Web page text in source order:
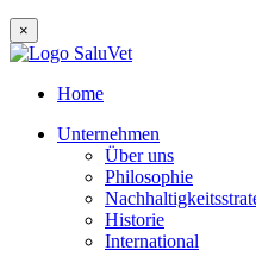
×
Home
Unternehmen
Über uns
Philosophie
Historie
International